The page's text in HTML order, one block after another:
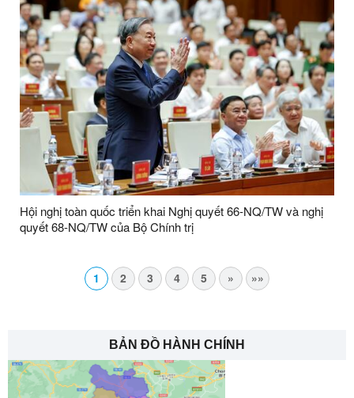
Hội nghị toàn quốc triển khai Nghị quyết 66-NQ/TW và nghị
quyết 68-NQ/TW của Bộ Chính trị
1 2 3 4 5 » »»
BẢN ĐỒ HÀNH CHÍNH